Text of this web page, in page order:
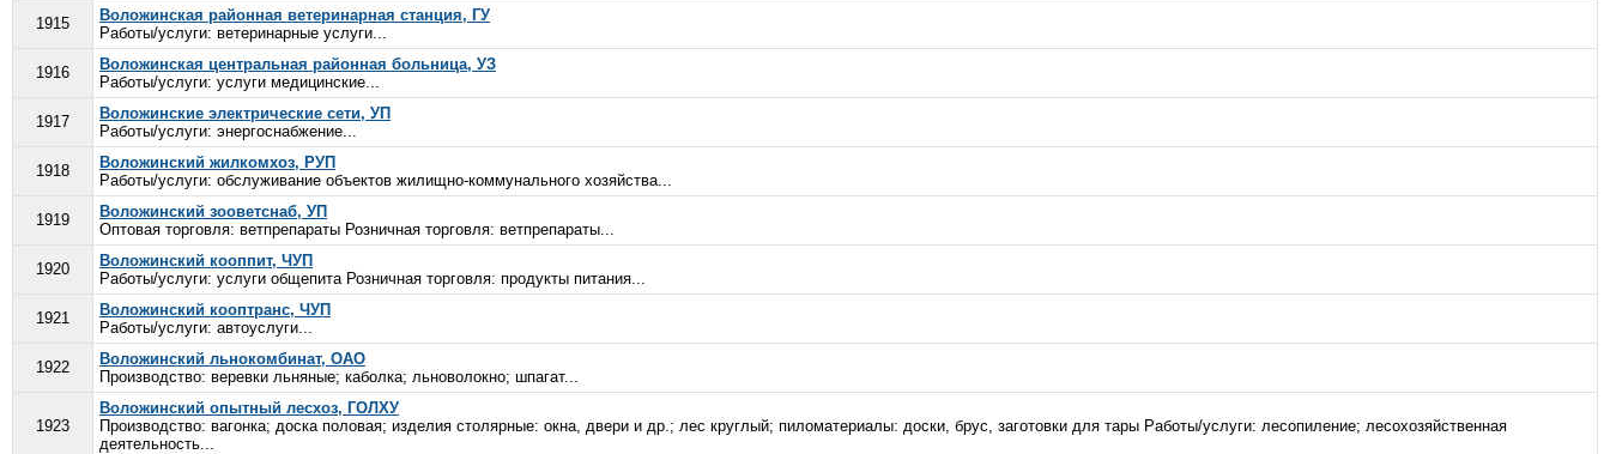
1915
Воложинская районная ветеринарная станция, ГУ
Работы/услуги: ветеринарные услуги...
1916
Воложинская центральная районная больница, УЗ
Работы/услуги: услуги медицинские...
1917
Воложинские электрические сети, УП
Работы/услуги: энергоснабжение...
1918
Воложинский жилкомхоз, РУП
Работы/услуги: обслуживание объектов жилищно-коммунального хозяйства...
1919
Воложинский зооветснаб, УП
Оптовая торговля: ветпрепараты Розничная торговля: ветпрепараты...
1920
Воложинский кооппит, ЧУП
Работы/услуги: услуги общепита Розничная торговля: продукты питания...
1921
Воложинский кооптранс, ЧУП
Работы/услуги: автоуслуги...
1922
Воложинский льнокомбинат, ОАО
Производство: веревки льняные; каболка; льноволокно; шпагат...
1923
Воложинский опытный лесхоз, ГОЛХУ
Производство: вагонка; доска половая; изделия столярные: окна, двери и др.; лес круглый; пиломатериалы: доски, брус, заготовки для тары Работы/услуги: лесопиление; лесохозяйственная
деятельность...